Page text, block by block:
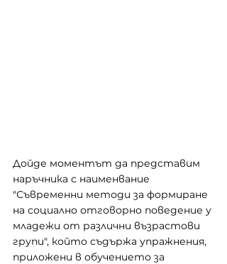
Дойде моментът да представим
наръчника с наименвание
"Съвременни методи за формиране
на социално отговорно поведение у
младежи от различни възрастови
групи", който съдържа упражнения,
приложени в обучението за